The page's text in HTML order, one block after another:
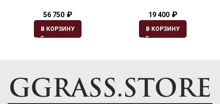
56 750 ₽
В КОРЗИНУ
19 400 ₽
В КОРЗИНУ